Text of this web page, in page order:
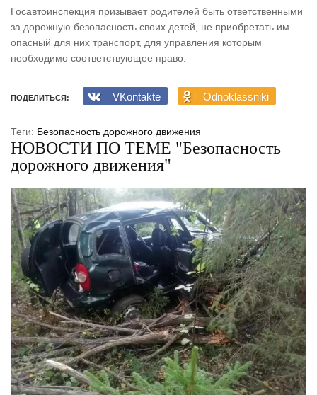
Госавтоинспекция призывает родителей быть ответственными
за дорожную безопасность своих детей, не приобретать им
опасный для них транспорт, для управления которым
необходимо соответствующее право.
ПОДЕЛИТЬСЯ: VKontakte Odnoklassniki
Теги: Безопасность дорожного движения
НОВОСТИ ПО ТЕМЕ "Безопасность
дорожного движения"